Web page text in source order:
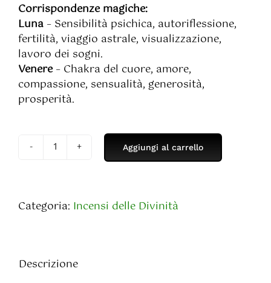
Corrispondenze magiche:
Luna – Sensibilità psichica, autoriflessione,
fertilità, viaggio astrale, visualizzazione,
lavoro dei sogni.
Venere– Chakra del cuore, amore,
compassione, sensualità, generosità,
prosperità.
Incenso
quantità
Aggiungi al carrello
Categoria: Incensi delle Divinità
Descrizione